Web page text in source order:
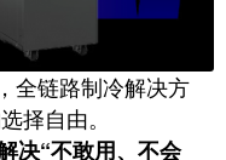
全链路制冷解决方
择自由。
决“不敢用、不会